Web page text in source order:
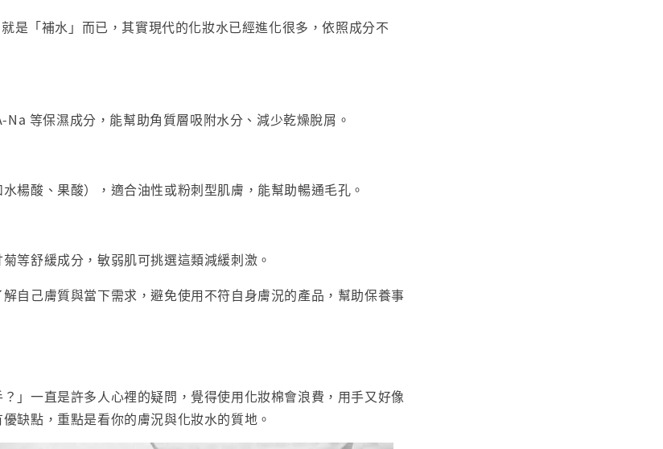
是「補水」而已，其實現代的化妝水已經進化很多，依照成分不
Na 等保濕成分，能幫助角質層吸附水分、減少乾燥脫屑。
楊酸、果酸），適合油性或粉刺型肌膚，能幫助暢通毛孔。
等舒緩成分，敏弱肌可挑選這類減緩刺激。
自己膚質與當下需求，避免使用不符自身膚況的產品，幫助保養事
？」一直是許多人心裡的疑問，覺得使用化妝棉會浪費，用手又好像
缺點，重點是看你的膚況與化妝水的質地。